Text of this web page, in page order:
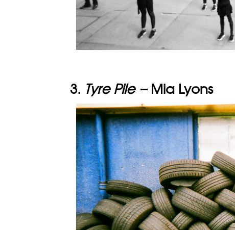
3. Tyre Pile – Mia Lyons